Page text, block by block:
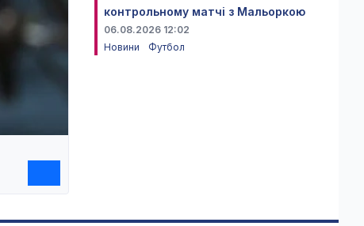
контрольному матчі з Мальоркою
06.08.2026 12:02
Новини
Футбол